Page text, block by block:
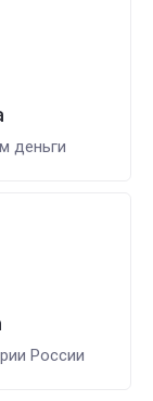
деньги
России